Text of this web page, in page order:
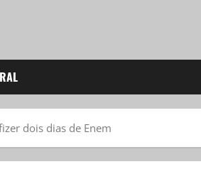
dois dias de Enem